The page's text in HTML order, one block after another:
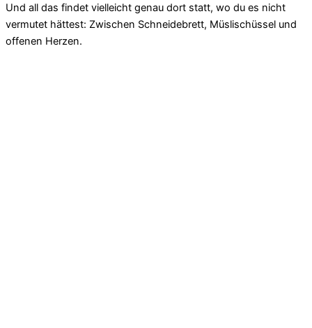
Und all das findet vielleicht genau dort statt, wo du es nicht
vermutet hättest: Zwischen Schneidebrett, Müslischüssel und
offenen Herzen.